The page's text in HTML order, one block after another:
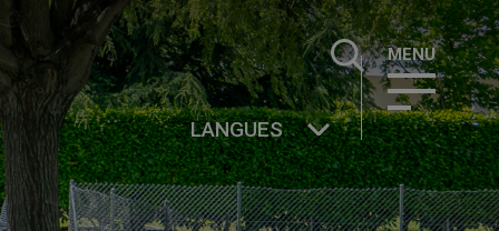
Rechercher :